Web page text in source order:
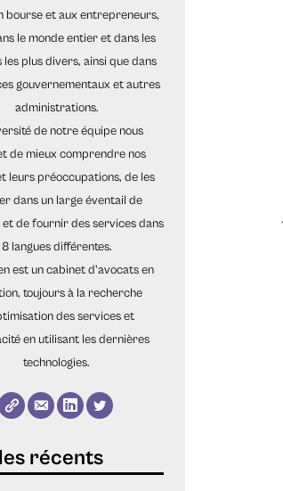
bourse et aux entrepreneurs,
le monde entier et dans les
les plus divers, ainsi que dans
gouvernementaux et autres
administrations.
de notre équipe nous
de mieux comprendre nos
leurs préoccupations, de les
dans un large éventail de
et de fournir des services dans
8 langues différentes.
est un cabinet d'avocats en
toujours à la recherche
des services et
en utilisant les dernières
technologies.